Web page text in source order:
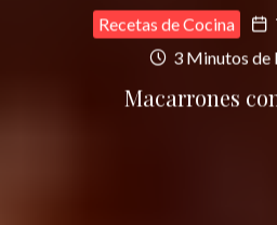
Recetas de Cocina
3 Minutos de
Macarrones